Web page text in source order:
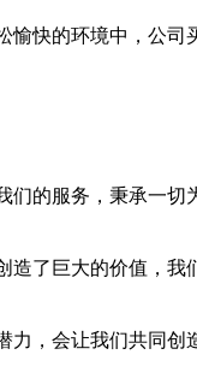
愉快的环境中，公司
们的服务，秉承一切
造了巨大的价值，我
力，会让我们共同创